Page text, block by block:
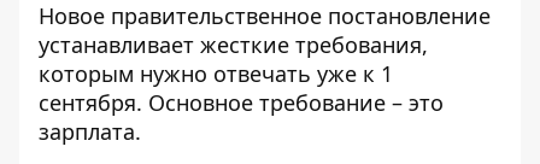
Новое правительственное постановление
устанавливает жесткие требования,
которым нужно отвечать уже к 1
сентября. Основное требование – это
зарплата.